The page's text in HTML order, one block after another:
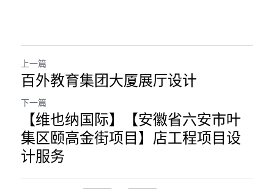
上一篇
百外教育集团大厦展厅设计
下一篇
【维也纳国际】【安徽省六安市叶
集区颐高金街项目】店工程项目设
计服务